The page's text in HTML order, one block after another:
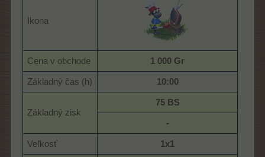
Ikona
Cena v obchode 1 000 Gr
Základný čas (h) 10:00
Základný zisk
75 BS
-
Veľkosť 1x1